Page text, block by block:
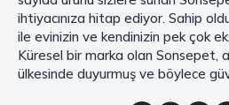
lezzetli seçenekler arasından favorinizi
kahve arıyorsanız, hazır Türk kahvesi
sizleri bekliyor. Sıcak çikolata ve kahve
lezzet katabilirsiniz. Kahve tutkunlarının
ihtiyacınıza hitap ediyor. Sahip
ile evinizin ve kendinizin pek çok
Küresel bir marka olan Sonsepet,
ülkesinde duyurmuş ve böylece